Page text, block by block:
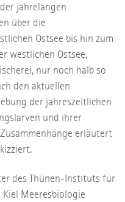
jahrelangen
über die
Ostsee bis hin zum
westlichen Ostsee,
nur noch halb so
den aktuellen
der jahreszeitlichen
und ihrer
erläutert
des Thünen-Instituts für
Meeresbiologie